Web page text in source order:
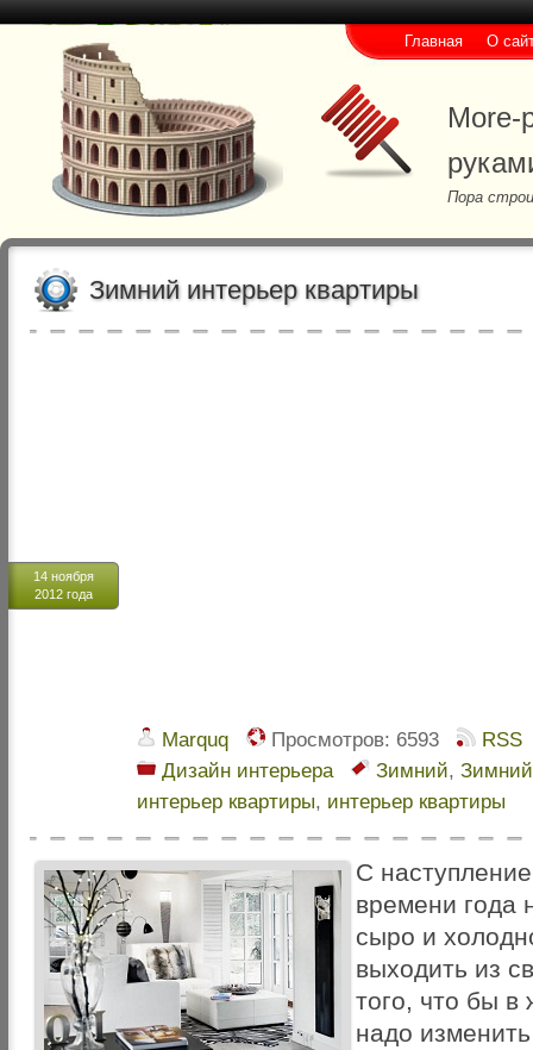
More-
Пора
Главная О
Зимний интерьер квартиры
14 ноября
2012 года
Marquq Просмотров: 6593
RSS
Дизайн интерьера
Зимний,
интерьер квартиры, интерьер квартиры
С
времени года
сыро и
выходить из
того, что бы
надо